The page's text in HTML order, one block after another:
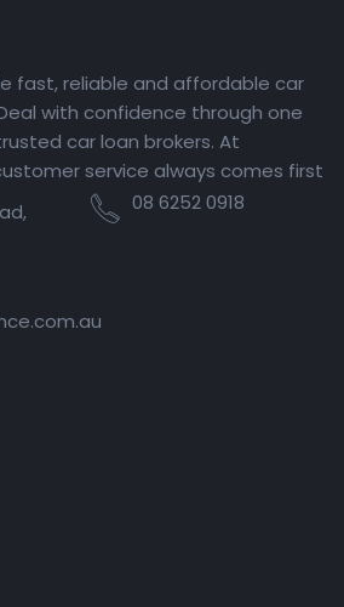
fast, reliable and affordable car
with confidence through one
car loan brokers. At
service always comes first
08 6252 0918